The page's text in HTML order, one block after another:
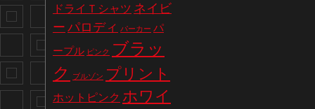
ドライＴシャツ ネイビ
ー パロディ パーカー パ
ープル ピンク ブラッ
ク
ブルゾン プリント
ホットピンク ホワイ